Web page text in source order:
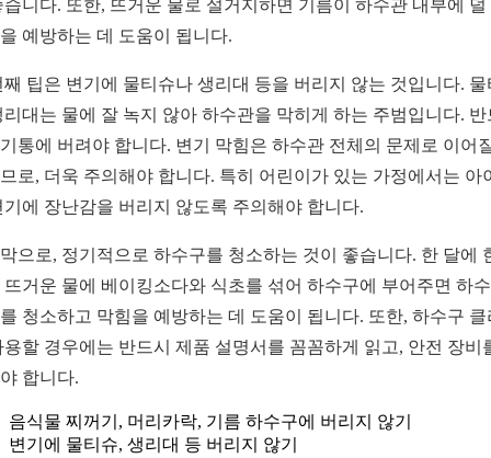
습니다. 또한, 뜨거운 물로 설거지하면 기름이 하수관 내부에 덜
예방하는 데 도움이 됩니다.
째 팁은 변기에 물티슈나 생리대 등을 버리지 않는 것입니다. 물
리대는 물에 잘 녹지 않아 하수관을 막히게 하는 주범입니다. 반
통에 버려야 합니다. 변기 막힘은 하수관 전체의 문제로 이어
로, 더욱 주의해야 합니다. 특히 어린이가 있는 가정에서는 아
기에 장난감을 버리지 않도록 주의해야 합니다.
으로, 정기적으로 하수구를 청소하는 것이 좋습니다. 한 달에
뜨거운 물에 베이킹소다와 식초를 섞어 하수구에 부어주면 하
청소하고 막힘을 예방하는 데 도움이 됩니다. 또한, 하수구 클
용할 경우에는 반드시 제품 설명서를 꼼꼼하게 읽고, 안전 장비
합니다.
음식물 찌꺼기, 머리카락, 기름 하수구에 버리지 않기
변기에 물티슈, 생리대 등 버리지 않기